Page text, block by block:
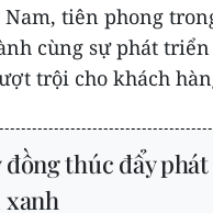
tiên phong
cùng sự phát
trội cho khách
thúc đẩy phát
xanh